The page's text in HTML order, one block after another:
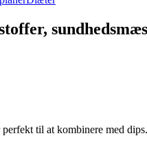
til at kombinere med